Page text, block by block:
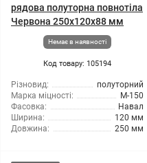
рядова полуторна повнотіла
Червона 250х120х88 мм
Немає в наявності
Код товару: 105194
Різновид:
полуторний
Марка міцності:
М-150
Фасовка:
Навал
Ширина:
120 мм
Довжина:
250 мм